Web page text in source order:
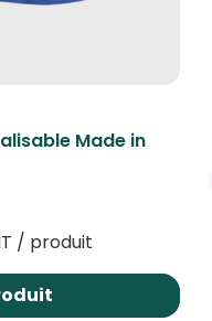
Made in
/ produit